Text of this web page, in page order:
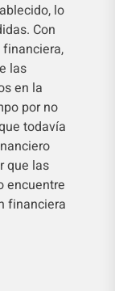
lo
Con
las
en la
por no
todavía
que las
encuentre
financiera